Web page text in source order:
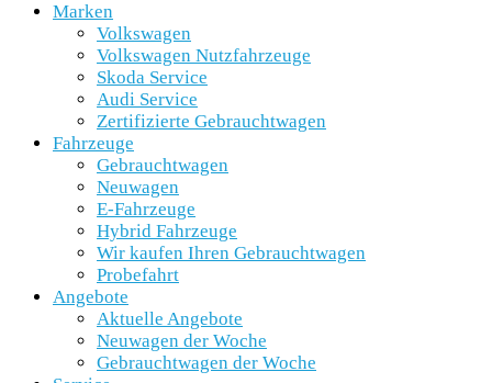
Marken
Volkswagen
Volkswagen Nutzfahrzeuge
Skoda Service
Audi Service
Zertifizierte Gebrauchtwagen
Fahrzeuge
Gebrauchtwagen
Neuwagen
E-Fahrzeuge
Hybrid Fahrzeuge
Wir kaufen Ihren Gebrauchtwagen
Probefahrt
Angebote
Aktuelle Angebote
Neuwagen der Woche
Gebrauchtwagen der Woche